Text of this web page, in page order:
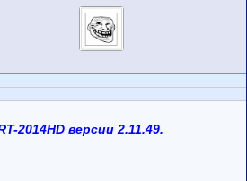
2014HD версии 2.11.49.